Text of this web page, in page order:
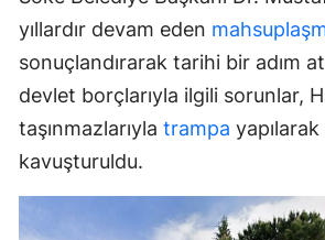
yıllardır devam eden
sonuçlandırarak tarihi bir adım
devlet borçlarıyla ilgili sorunlar,
taşınmazlarıyla trampa
kavuşturuldu.